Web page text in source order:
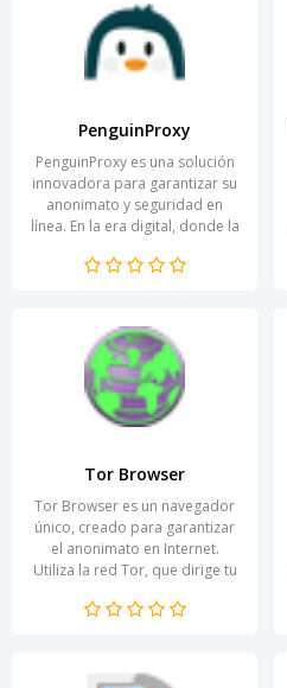
PenguinProxy
PenguinProxy es una solución
innovadora para garantizar su
anonimato y seguridad en
línea. En la era digital, donde la
vuelve cada...
Tor Browser
Tor Browser es un navegador
único, creado para garantizar
el anonimato en Internet.
Utiliza la red Tor, que dirige tu
nodos,...